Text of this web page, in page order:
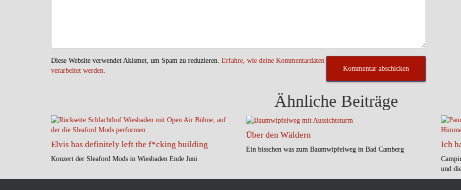
Diese Website verwendet Akismet, um Spam zu reduzieren. Erfahre, wie deine Kommentardaten
verarbeitet werden.
Ähnliche Beiträge
Elvis has definitely left the f*cking building
Konzert der Sleaford Mods in Wiesbaden Ende Juni
Über den Wäldern
Ein bisschen was zum Baumwipfelweg in Bad Camberg
Ich
und